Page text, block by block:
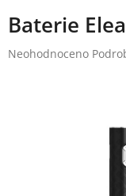
Baterie
Průměrné
Neohodnoceno